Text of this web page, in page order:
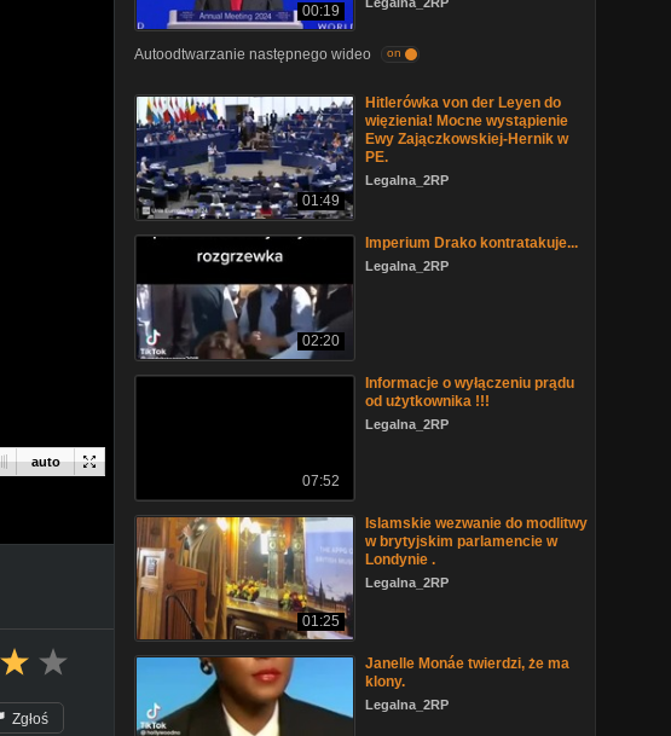
auto
Zgłoś
00:19
Autoodtwarzanie następnego wideo on
01:49
Hitlerówka von der Leyen do
więzienia! Mocne wystąpienie
Ewy Zajączkowskiej-Hernik w
PE.
Legalna_2RP
02:20
Imperium Drako kontratakuje...
Legalna_2RP
07:52
Informacje o wyłączeniu prądu
od użytkownika !!!
Legalna_2RP
01:25
Islamskie wezwanie do modlitwy
w brytyjskim parlamencie w
Londynie .
Legalna_2RP
Janelle Monáe twierdzi, że ma
klony.
Legalna_2RP